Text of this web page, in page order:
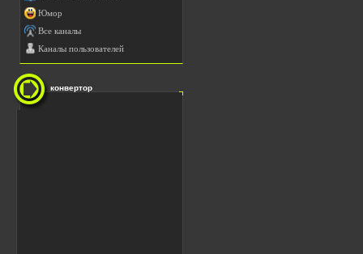
Юмор
Все каналы
Каналы пользователей
конвертор